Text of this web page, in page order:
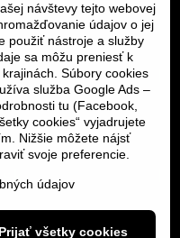
návštevy tejto webovej
údajov o jej
použiť nástroje a služby
sa môžu preniesť k
Súbory cookies
služba Google Ads –
tu (Facebook,
cookies“ vyjadrujete
Nižšie môžete nájsť
svoje preferencie.
údajov
Prijať všetky cookies